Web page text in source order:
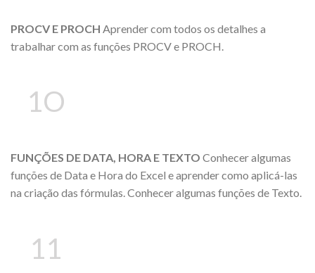
PROCV E PROCH Aprender com todos os detalhes a
trabalhar com as funções PROCV e PROCH.
1O
FUNÇÕES DE DATA, HORA E TEXTO Conhecer algumas
funções de Data e Hora do Excel e aprender como aplicá-las
na criação das fórmulas. Conhecer algumas funções de Texto.
11